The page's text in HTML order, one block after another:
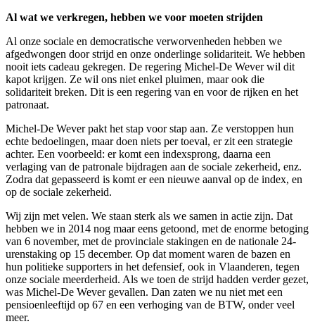
Al wat we verkregen, hebben we voor moeten strijden
Al onze sociale en democratische verworvenheden hebben we
afgedwongen door strijd en onze onderlinge solidariteit. We hebben
nooit iets cadeau gekregen. De regering Michel-De Wever wil dit
kapot krijgen. Ze wil ons niet enkel pluimen, maar ook die
solidariteit breken. Dit is een regering van en voor de rijken en het
patronaat.
Michel-De Wever pakt het stap voor stap aan. Ze verstoppen hun
echte bedoelingen, maar doen niets per toeval, er zit een strategie
achter. Een voorbeeld: er komt een indexsprong, daarna een
verlaging van de patronale bijdragen aan de sociale zekerheid, enz.
Zodra dat gepasseerd is komt er een nieuwe aanval op de index, en
op de sociale zekerheid.
Wij zijn met velen. We staan sterk als we samen in actie zijn. Dat
hebben we in 2014 nog maar eens getoond, met de enorme betoging
van 6 november, met de provinciale stakingen en de nationale 24-
urenstaking op 15 december. Op dat moment waren de bazen en
hun politieke supporters in het defensief, ook in Vlaanderen, tegen
onze sociale meerderheid. Als we toen de strijd hadden verder gezet,
was Michel-De Wever gevallen. Dan zaten we nu niet met een
pensioenleeftijd op 67 en een verhoging van de BTW, onder veel
meer.